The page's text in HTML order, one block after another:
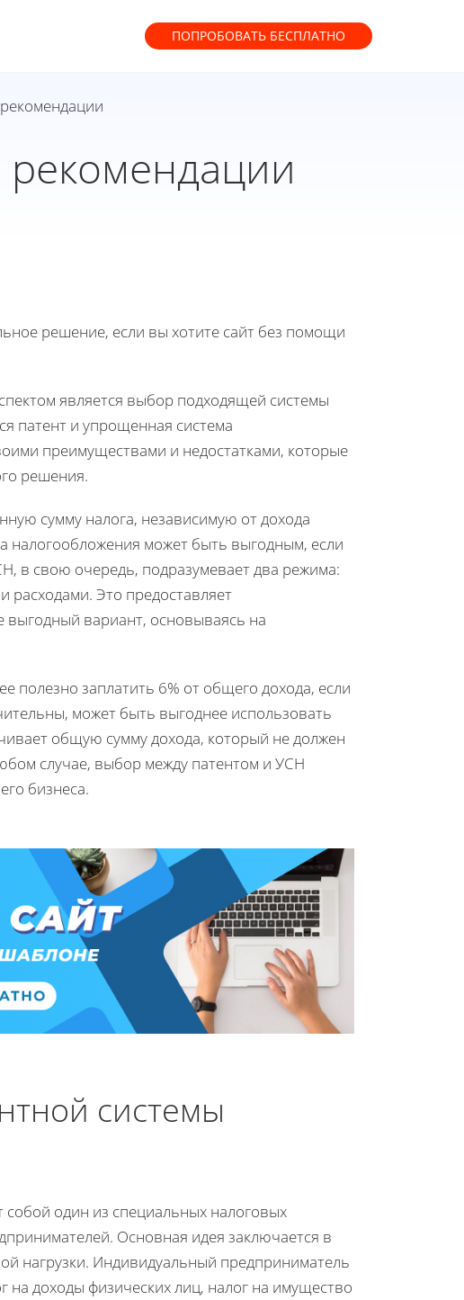
ПОПРОБОВАТЬ БЕСПЛАТНО
решение, если вы хотите сайт без помощи
является выбор подходящей системы
патент и упрощенная система
преимуществами и недостатками, которые
решения.
сумму налога, независимую от дохода
налогообложения может быть выгодным, если
в свою очередь, подразумевает два режима:
расходами. Это предоставляет
вариант, основываясь на
полезно заплатить 6% от общего дохода, если
может быть выгоднее использовать
общую сумму дохода, который не должен
случае, выбор между патентом и УСН
бизнеса.
системы
собой один из специальных налоговых
Основная идея заключается в
нагрузки. Индивидуальный предприниматель
на доходы физических лиц, налог на имущество